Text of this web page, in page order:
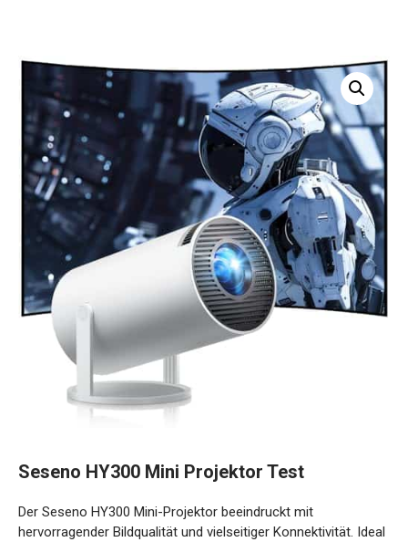
Seseno HY300 Mini Projektor Test
Der Seseno HY300 Mini-Projektor beeindruckt mit
hervorragender Bildqualität und vielseitiger Konnektivität. Ideal